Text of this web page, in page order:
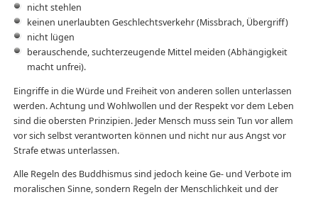
nicht stehlen
keinen unerlaubten Geschlechtsverkehr (Missbrach, Übergriff)
nicht lügen
berauschende, suchterzeugende Mittel meiden (Abhängigkeit
macht unfrei).
Eingriffe in die Würde und Freiheit von anderen sollen unterlassen
werden. Achtung und Wohlwollen und der Respekt vor dem Leben
sind die obersten Prinzipien. Jeder Mensch muss sein Tun vor allem
vor sich selbst verantworten können und nicht nur aus Angst vor
Strafe etwas unterlassen.
Alle Regeln des Buddhismus sind jedoch keine Ge- und Verbote im
moralischen Sinne, sondern Regeln der Menschlichkeit und der